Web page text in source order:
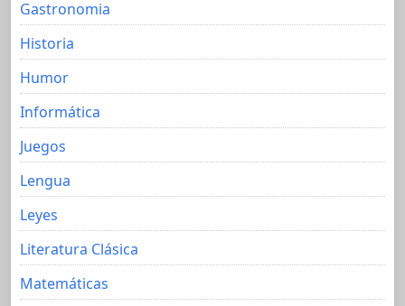
Gastronomia
Historia
Humor
Informática
Juegos
Lengua
Leyes
Literatura Clásica
Matemáticas